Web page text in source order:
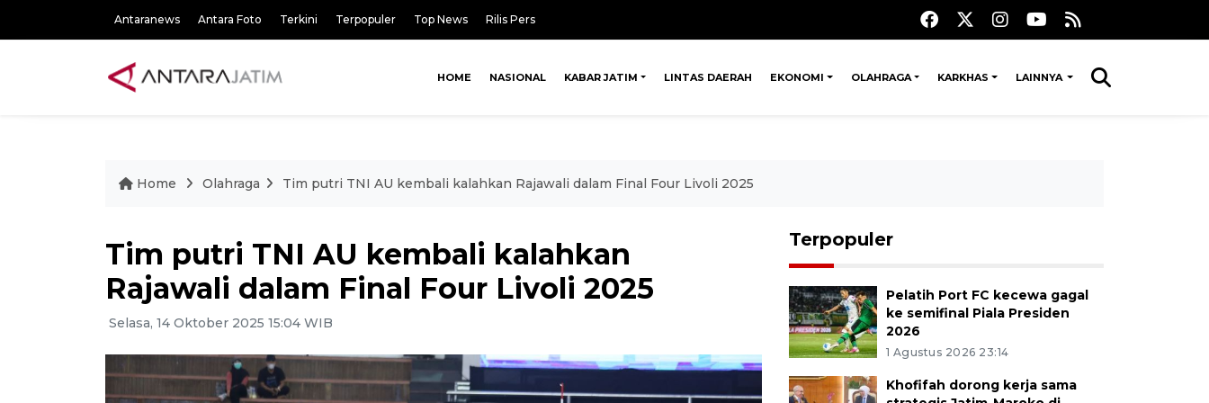
Antaranews Antara Foto Terkini Terpopuler Top News Rilis Pers
HOME NASIONAL KABAR JATIM LINTAS DAERAH EKONOMI OLAHRAGA KARKHAS LAINNYA
Home Olahraga Tim putri TNI AU kembali kalahkan Rajawali dalam Final Four Livoli 2025
Tim putri TNI AU kembali kalahkan
Rajawali dalam Final Four Livoli 2025
Selasa, 14 Oktober 2025 15:04 WIB
Terpopuler
Pelatih Port FC kecewa gagal
ke semifinal Piala Presiden
2026
1 Agustus 2026 23:14
Khofifah dorong kerja sama